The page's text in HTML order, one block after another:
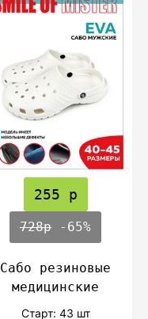
255 р
728р -65%
Сабо резиновые
медицинские
Cтарт: 43 шт